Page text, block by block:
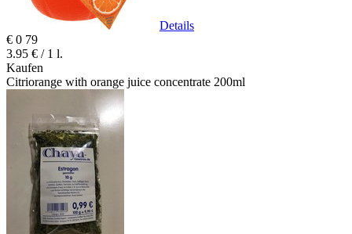
Details
€ 0 79
3.95 € / 1 l.
Kaufen
Citriorange with orange juice concentrate 200ml